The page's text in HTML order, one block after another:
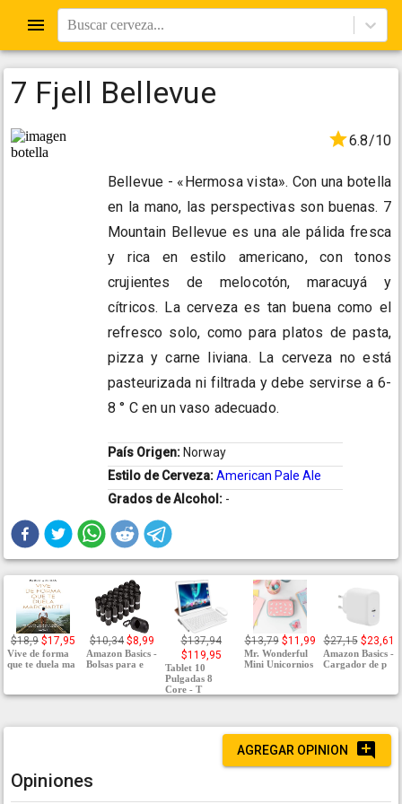
Buscar cerveza...
7 Fjell Bellevue
6.8/10
Bellevue - «Hermosa vista». Con una botella
en la mano, las perspectivas son buenas. 7
Mountain Bellevue es una ale pálida fresca
y rica en estilo americano, con tonos
crujientes de melocotón, maracuyá y
cítricos. La cerveza es tan buena como el
refresco solo, como para platos de pasta,
pizza y carne liviana. La cerveza no está
pasteurizada ni filtrada y debe servirse a 6-
8 ° C en un vaso adecuado.
País Origen: Norway
Estilo de Cerveza:American Pale Ale
Grados de Alcohol: -
$18,9 $17,95
Vive de forma
que te duela ma
$10,34 $8,99
Amazon Basics -
Bolsas para e
$137,94
$119,95
Tablet 10
Pulgadas 8
Core - T
$13,79 $11,99
Mr. Wonderful
Mini Unicornios
$27,15 $23,61
Amazon Basics -
Cargador de p
AGREGAR OPINION
Opiniones